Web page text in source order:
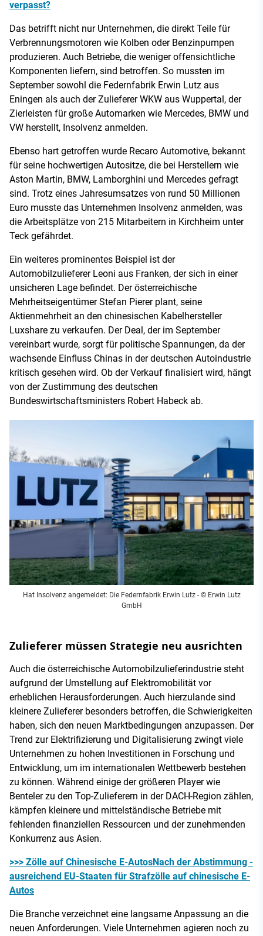
verpasst?
Das betrifft nicht nur Unternehmen, die direkt Teile für
Verbrennungsmotoren wie Kolben oder Benzinpumpen
produzieren. Auch Betriebe, die weniger offensichtliche
Komponenten liefern, sind betroffen. So mussten im
September sowohl die Federnfabrik Erwin Lutz aus
Eningen als auch der Zulieferer WKW aus Wuppertal, der
Zierleisten für große Automarken wie Mercedes, BMW und
VW herstellt, Insolvenz anmelden.
Ebenso hart getroffen wurde Recaro Automotive, bekannt
für seine hochwertigen Autositze, die bei Herstellern wie
Aston Martin, BMW, Lamborghini und Mercedes gefragt
sind. Trotz eines Jahresumsatzes von rund 50 Millionen
Euro musste das Unternehmen Insolvenz anmelden, was
die Arbeitsplätze von 215 Mitarbeitern in Kirchheim unter
Teck gefährdet.
Ein weiteres prominentes Beispiel ist der
Automobilzulieferer Leoni aus Franken, der sich in einer
unsicheren Lage befindet. Der österreichische
Mehrheitseigentümer Stefan Pierer plant, seine
Aktienmehrheit an den chinesischen Kabelhersteller
Luxshare zu verkaufen. Der Deal, der im September
vereinbart wurde, sorgt für politische Spannungen, da der
wachsende Einfluss Chinas in der deutschen Autoindustrie
kritisch gesehen wird. Ob der Verkauf finalisiert wird, hängt
von der Zustimmung des deutschen
Bundeswirtschaftsministers Robert Habeck ab.
Hat Insolvenz angemeldet: Die Federnfabrik Erwin Lutz - © Erwin Lutz
GmbH
Zulieferer müssen Strategie neu ausrichten
Auch die österreichische Automobilzulieferindustrie steht
aufgrund der Umstellung auf Elektromobilität vor
erheblichen Herausforderungen. Auch hierzulande sind
kleinere Zulieferer besonders betroffen, die Schwierigkeiten
haben, sich den neuen Marktbedingungen anzupassen. Der
Trend zur Elektrifizierung und Digitalisierung zwingt viele
Unternehmen zu hohen Investitionen in Forschung und
Entwicklung, um im internationalen Wettbewerb bestehen
zu können. Während einige der größeren Player wie
Benteler zu den Top-Zulieferern in der DACH-Region zählen,
kämpfen kleinere und mittelständische Betriebe mit
fehlenden finanziellen Ressourcen und der zunehmenden
Konkurrenz aus Asien.
>>> Zölle auf Chinesische E-AutosNach der Abstimmung -
ausreichend EU-Staaten für Strafzölle auf chinesische E-
Autos
Die Branche verzeichnet eine langsame Anpassung an die
neuen Anforderungen. Viele Unternehmen agieren noch zu